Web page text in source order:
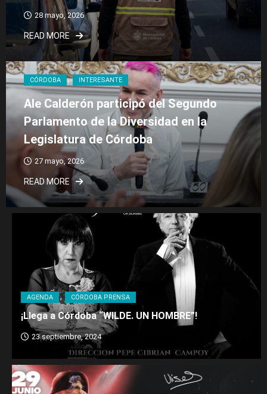
28 mayo, 2026
READ MORE
CÓRDOBA INTERESANTE
Ale Calderón participó del Segundo
Parlamento de la Diversidad en la
Legislatura de Córdoba
27 mayo, 2026
READ MORE
AGENDA CÓRDOBA PRENSA
¡Llega a Córdoba “WILDE. UN HOMBRE”!
23 septiembre, 2024